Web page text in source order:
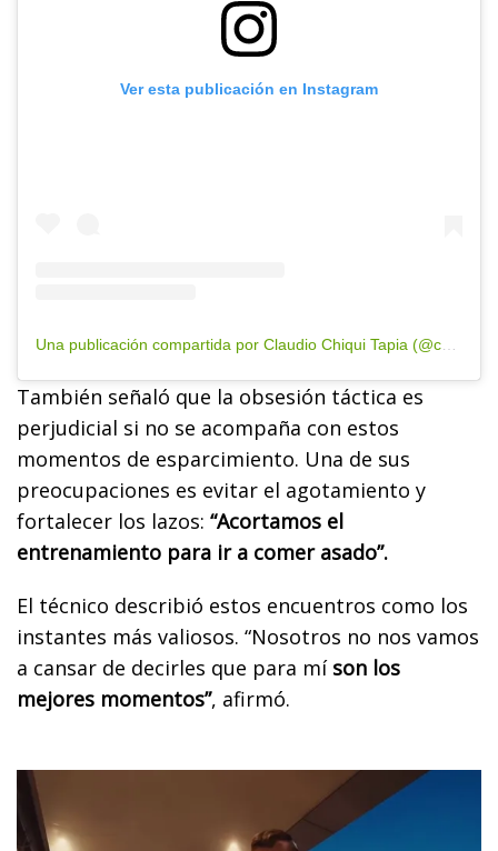
Ver esta publicación en Instagram
Una publicación compartida por Claudio Chiqui Tapia (@chiquitapia)
También señaló que la obsesión táctica es
perjudicial si no se acompaña con estos
momentos de esparcimiento. Una de sus
preocupaciones es evitar el agotamiento y
fortalecer los lazos: “Acortamos el
entrenamiento para ir a comer asado”.
El técnico describió estos encuentros como los
instantes más valiosos. “Nosotros no nos vamos
a cansar de decirles que para míson los
mejores momentos”, afirmó.